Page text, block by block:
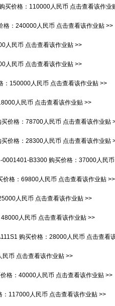
购买价格： 110000人民币 点击查看该作业
格： 240000人民币 点击查看该作业贴 >>
人民币 点击查看该作业贴 >>
人民币 点击查看该作业贴 >>
： 150000人民币 点击查看该作业贴 >>
人民币 点击查看该作业贴 >>
买价格： 78700人民币 点击查看该作业贴
买价格： 28300人民币 点击查看该作业贴
0001401-B3300 购买价格： 37000人民币
价格： 69800人民币 点击查看该作业贴 >>
人民币 点击查看该作业贴 >>
48000人民币 点击查看该作业贴 >>
购买价格： 28000人民币 点击查看
民币 点击查看该作业贴 >>
格： 40000人民币 点击查看该作业贴 >>
117000人民币 点击查看该作业贴 >>